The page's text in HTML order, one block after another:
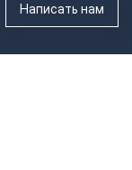
Написать нам